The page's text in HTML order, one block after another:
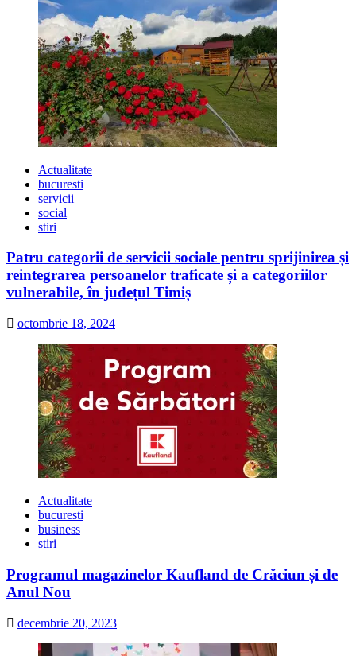
Actualitate
bucuresti
servicii
social
stiri
Patru categorii de servicii sociale pentru sprijinirea și
reintegrarea persoanelor traficate și a categoriilor
vulnerabile, în județul Timiș
octombrie 18, 2024
Actualitate
bucuresti
business
stiri
Programul magazinelor Kaufland de Crăciun și de
Anul Nou
decembrie 20, 2023